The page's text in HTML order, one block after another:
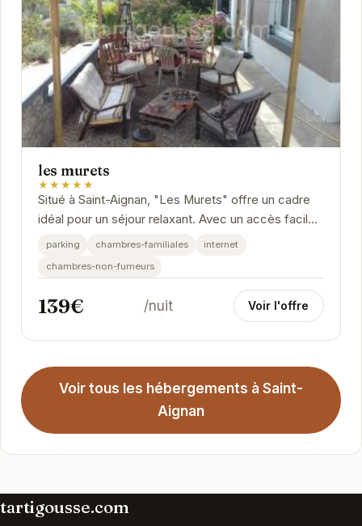
les murets
★★★★★
Situé à Saint-Aignan, "Les Murets" offre un cadre
idéal pour un séjour relaxant. Avec un accès facile
au parking et à internet, vous pourrez...
parking chambres-familiales
internet
chambres-non-fumeurs
139€ /nuit Voir l'offre
Voir tous les hébergements à Saint-
Aignan
tartigousse.com